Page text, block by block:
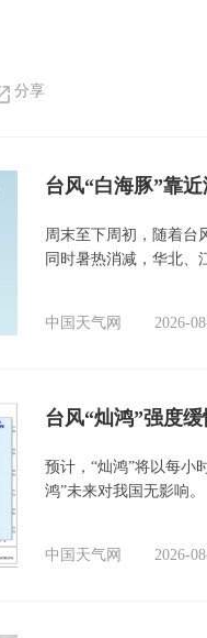
分享
台风“白海豚”靠
周末至下周初，随着台
同时暑热消减，华北、
中国天气网 2026-
台风“灿鸿”强度
预计，“灿鸿”将以每小
鸿”未来对我国无影响。
中国天气网 2026-